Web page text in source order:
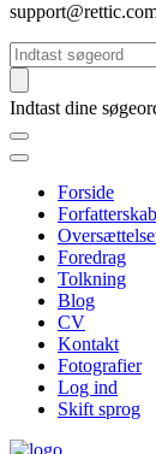
Søg
Indtast dine
Forside
Forfatterskab
Foredrag
Tolkning
Blog
CV
Kontakt
Fotografier
Log ind
Skift sprog